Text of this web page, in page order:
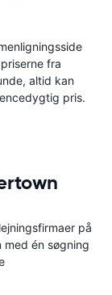
fra
altid kan
pris.
på
med én søgning